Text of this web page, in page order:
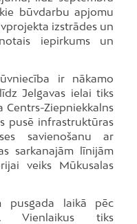
būvdarbu apjomu
izstrādes un
iepirkums un
ir nākamo
Jelgavas ielai tiks
Centrs-Ziepniekkalns
pusē infrastruktūras
savienošanu ar
sarkanajām līnijām
veiks Mūkusalas
pusgada laikā pēc
Vienlaikus tiks